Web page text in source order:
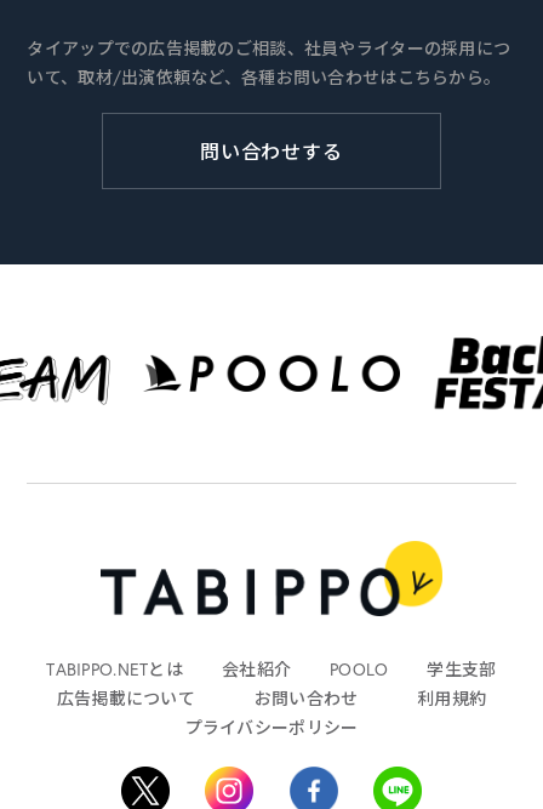
タイアップでの広告掲載のご相談、社員やライターの採用につ
いて、取材/出演依頼など、各種お問い合わせはこちらから。
問い合わせする
TABIPPO.NETとは 会社紹介 POOLO
学生支部
広告掲載について
お問い合わせ
利用規約
プライバシーポリシー